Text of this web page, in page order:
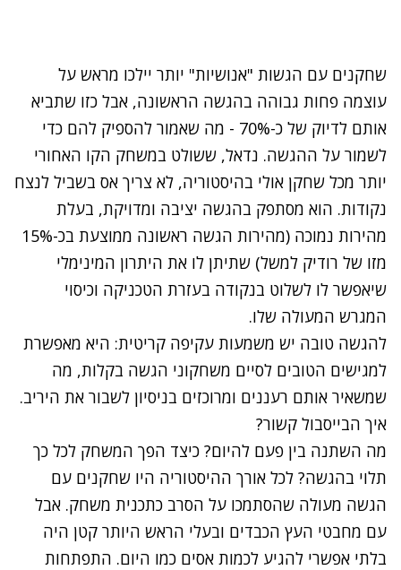
שחקנים עם הגשות "אנושיות" יותר יילכו מראש על
עוצמה פחות גבוהה בהגשה הראשונה, אבל כזו שתביא
אותם לדיוק של כ-70% - מה שאמור להספיק להם כדי
לשמור על ההגשה. נדאל, ששולט במשחק הקו האחורי
יותר מכל שחקן אולי בהיסטוריה, לא צריך אס בשביל לנצח
נקודות. הוא מסתפק בהגשה יציבה ומדויקת, בעלת
מהירות נמוכה (מהירות הגשה ראשונה ממוצעת בכ-15%
מזו של רודיק למשל) שתיתן לו את היתרון המינימלי
שיאפשר לו לשלוט בנקודה בעזרת הטכניקה וכיסוי
המגרש המעולה שלו.
להגשה טובה יש משמעות עקיפה קריטית: היא מאפשרת
למגישים הטובים לסיים משחקוני הגשה בקלות, מה
שמשאיר אותם רעננים ומרוכזים בניסיון לשבור את היריב.
איך הבייסבול קשור?
מה השתנה בין פעם להיום? כיצד הפך המשחק לכל כך
תלוי בהגשה? לכל אורך ההיסטוריה היו שחקנים עם
הגשה מעולה שהסתמכו על הסרב כתכנית משחק. אבל
עם מחבטי העץ הכבדים ובעלי הראש היותר קטן היה
בלתי אפשרי להגיע לכמות אסים כמו היום. התפתחות